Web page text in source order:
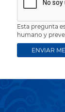
Esta pregunta
humano y